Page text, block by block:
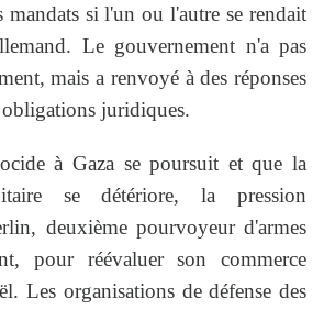
mandats si l'un ou l'autre se rendait
Le gouvernement n'a pas
mais a renvoyé à des réponses
obligations juridiques.
à Gaza se poursuit et que la
se détériore, la pression
deuxième pourvoyeur d'armes
pour réévaluer son commerce
Les organisations de défense des